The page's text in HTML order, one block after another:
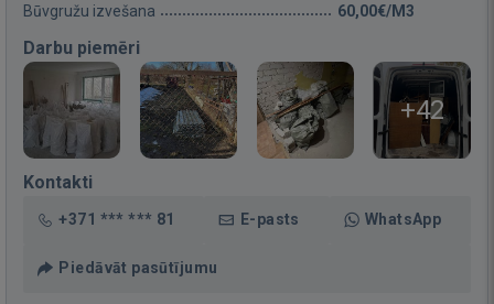
Būvgružu izvešana 60,00€/M3
Darbu piemēri
+42
Kontakti
+371 *** *** 81 E-pasts WhatsApp
Piedāvāt pasūtījumu